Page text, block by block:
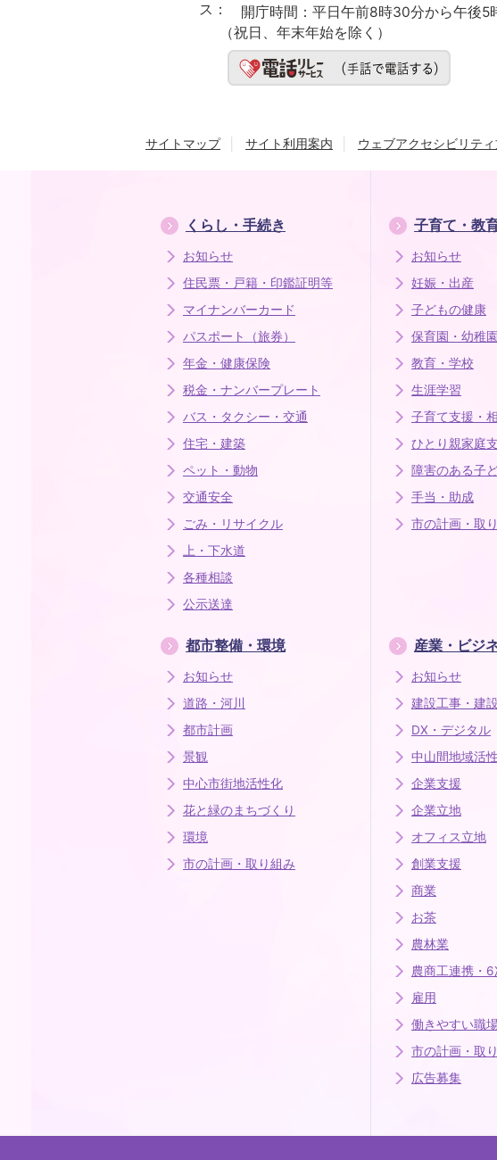
ス：
開庁時間： 平日午前8時30分から午後5
（祝日、年末年始を除く）
サイトマップ サイト利用案内 ウェブアクセシビリテ
くらし・手続き
お知らせ
住民票・戸籍・印鑑証明等
マイナンバーカード
パスポート（旅券）
年金・健康保険
税金・ナンバープレート
バス・タクシー・交通
住宅・建築
ペット・動物
交通安全
ごみ・リサイクル
上・下水道
各種相談
公示送達
子育て・教
お知らせ
妊娠・出産
子どもの健康
保育園・幼稚
教育・学校
生涯学習
子育て支援・
ひとり親家庭
障害のある子
手当・助成
市の計画・取
都市整備・環境
お知らせ
道路・河川
都市計画
景観
中心市街地活性化
花と緑のまちづくり
環境
市の計画・取り組み
産業・ビジ
お知らせ
建設工事・建
DX・デジタル
中山間地域活
企業支援
企業立地
オフィス立地
創業支援
商業
お茶
農林業
農商工連携・
雇用
働きやすい職
市の計画・取
広告募集